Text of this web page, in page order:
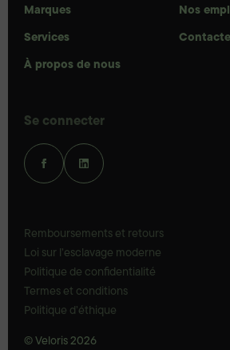
Marques
Services
À propos de nous
Nos
Se connecter
© Veloris 2026
Remboursements et retours
Loi sur l’esclavage moderne
Politique de confidentialité
Termes et conditions
Politique d’éthique